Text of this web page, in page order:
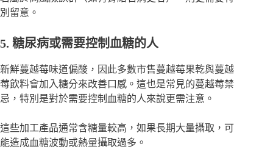
別留意。
5. 糖尿病或需要控制血糖的人
新鮮蔓越莓味道偏酸，因此多數市售蔓越莓果乾與蔓越
莓飲料會加入糖分來改善口感。這也是常見的蔓越莓禁
忌，特別是對於需要控制血糖的人來說更需注意。
這些加工產品通常含糖量較高，如果長期大量攝取，可
能造成血糖波動或熱量攝取過多。